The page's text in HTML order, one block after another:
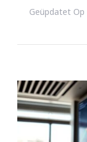
Geüpdatet Op